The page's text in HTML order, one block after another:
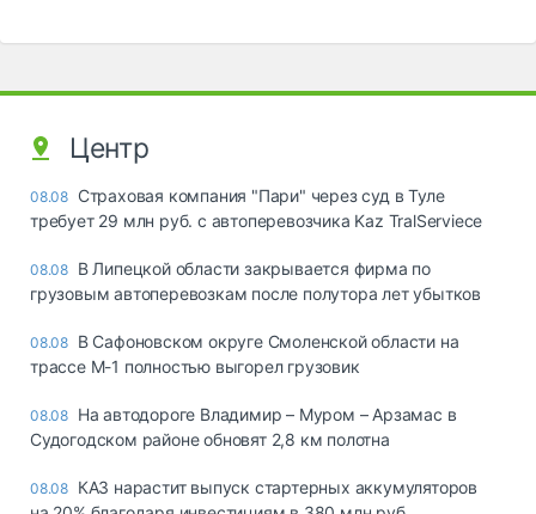
Центр
08.08 Страховая компания "Пари" через суд в Туле
требует 29 млн руб. с автоперевозчика Kaz TralServiece
08.08 В Липецкой области закрывается фирма по
грузовым автоперевозкам после полутора лет убытков
08.08 В Сафоновском округе Смоленской области на
трассе М-1 полностью выгорел грузовик
08.08 На автодороге Владимир – Муром – Арзамас в
Судогодском районе обновят 2,8 км полотна
08.08 КАЗ нарастит выпуск стартерных аккумуляторов